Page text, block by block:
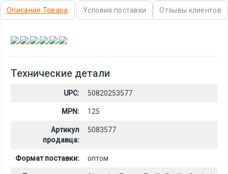
Описание Товара Условия поставки Отзывы клиентов
, , , , ,
Технические детали
UPC: 50820253577
MPN: 125
Артикул
продавца:
5083577
Формат поставки: оптом